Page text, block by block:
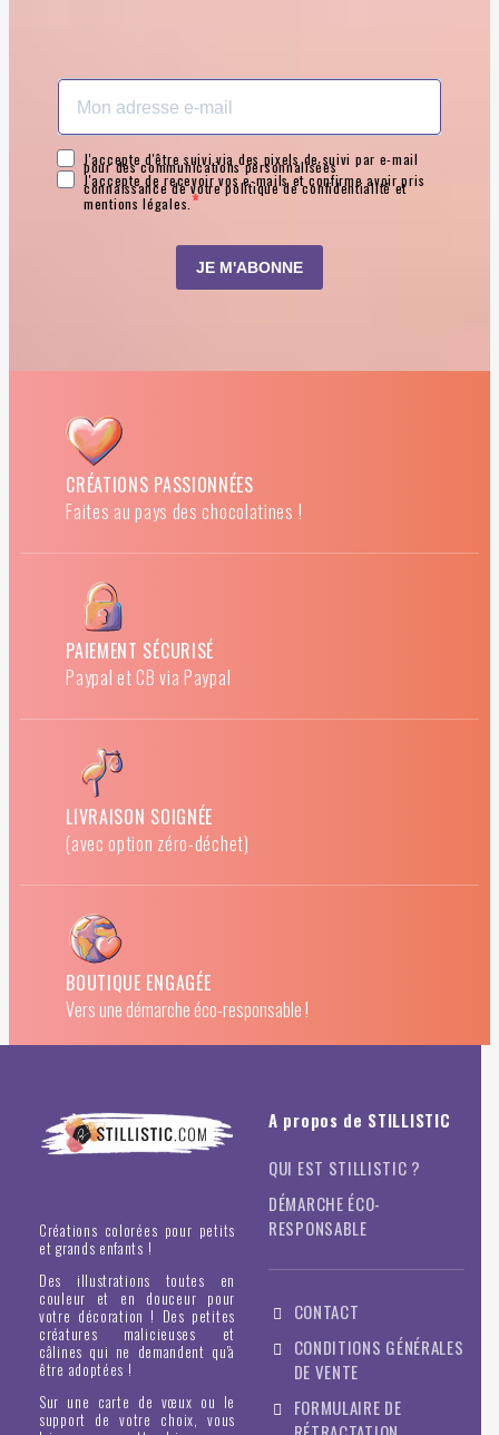
CRÉATIONS PASSIONNÉES
Faites au pays des chocolatines !
PAIEMENT SÉCURISÉ
Paypal et CB via Paypal
LIVRAISON SOIGNÉE
(avec option zéro-déchet)
BOUTIQUE ENGAGÉE
Vers une démarche éco-responsable !
Créations colorées pour petits
et grands enfants !
Des illustrations toutes en
couleur et en douceur pour
votre décoration ! Des petites
créatures malicieuses et
câlines qui ne demandent qu'à
être adoptées !
Sur une carte de vœux ou le
support de votre choix, vous
A propos de STILLISTIC
QUI EST STILLISTIC ?
DÉMARCHE ÉCO-
RESPONSABLE
CONTACT
CONDITIONS GÉNÉRALES
DE VENTE
FORMULAIRE DE